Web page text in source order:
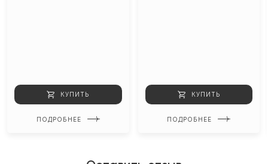
КУПИТЬ
ПОДРОБНЕЕ
КУПИТЬ
ПОДРОБНЕЕ